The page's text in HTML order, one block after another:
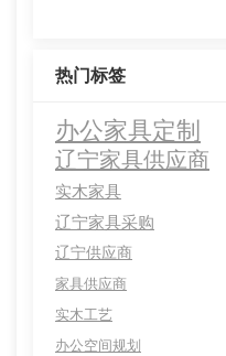
热门标签
办公家具定制
辽宁家具供应商
实木家具
辽宁家具采购
辽宁供应商
家具供应商
实木工艺
办公空间规划